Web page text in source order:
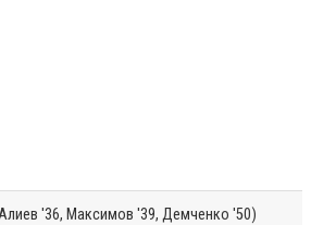
'36, Максимов '39, Демченко '50)